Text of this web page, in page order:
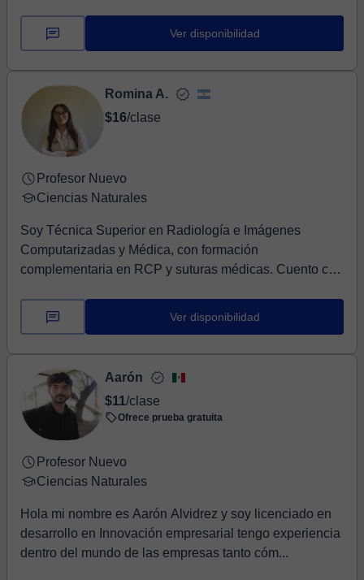
Ver disponibilidad
Romina A.
$16/clase
Profesor Nuevo
Ciencias Naturales
Soy Técnica Superior en Radiología e Imágenes
Computarizadas y Médica, con formación
complementaria en RCP y suturas médicas. Cuento con
Ver disponibilidad
Aarón
$11/clase
Ofrece prueba gratuita
Profesor Nuevo
Ciencias Naturales
Hola mi nombre es Aarón Alvidrez y soy licenciado en
desarrollo en Innovación empresarial tengo experiencia
dentro del mundo de las empresas tanto cóm...